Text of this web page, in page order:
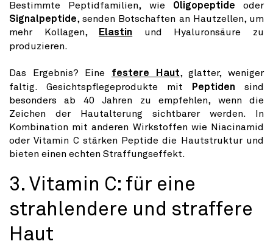
Bestimmte Peptidfamilien, wie Oligopeptide oder
Signalpeptide, senden Botschaften an Hautzellen, um
mehr Kollagen,
Elastin und Hyaluronsäure zu
produzieren.
Das Ergebnis? Eine festere Haut, glatter, weniger
faltig. Gesichtspflegeprodukte mit
Peptiden sind
besonders ab 40 Jahren zu empfehlen, wenn die
Zeichen der Hautalterung sichtbarer werden. In
Kombination mit anderen Wirkstoffen wie Niacinamid
oder Vitamin C stärken Peptide die Hautstruktur und
bieten einen echten Straffungseffekt.
3. Vitamin C: für eine
strahlendere und straffere
Haut